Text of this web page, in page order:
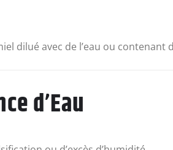
dilué avec de l’eau ou
d’Eau